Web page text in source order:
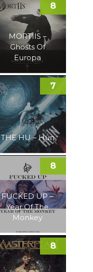
MORTIIS –
Ghosts Of
Europa
8
THE HU – Hun
7
FUCKED UP –
Year Of The
Monkey
8
8